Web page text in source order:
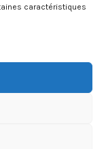
caractéristiques
notre équipe.